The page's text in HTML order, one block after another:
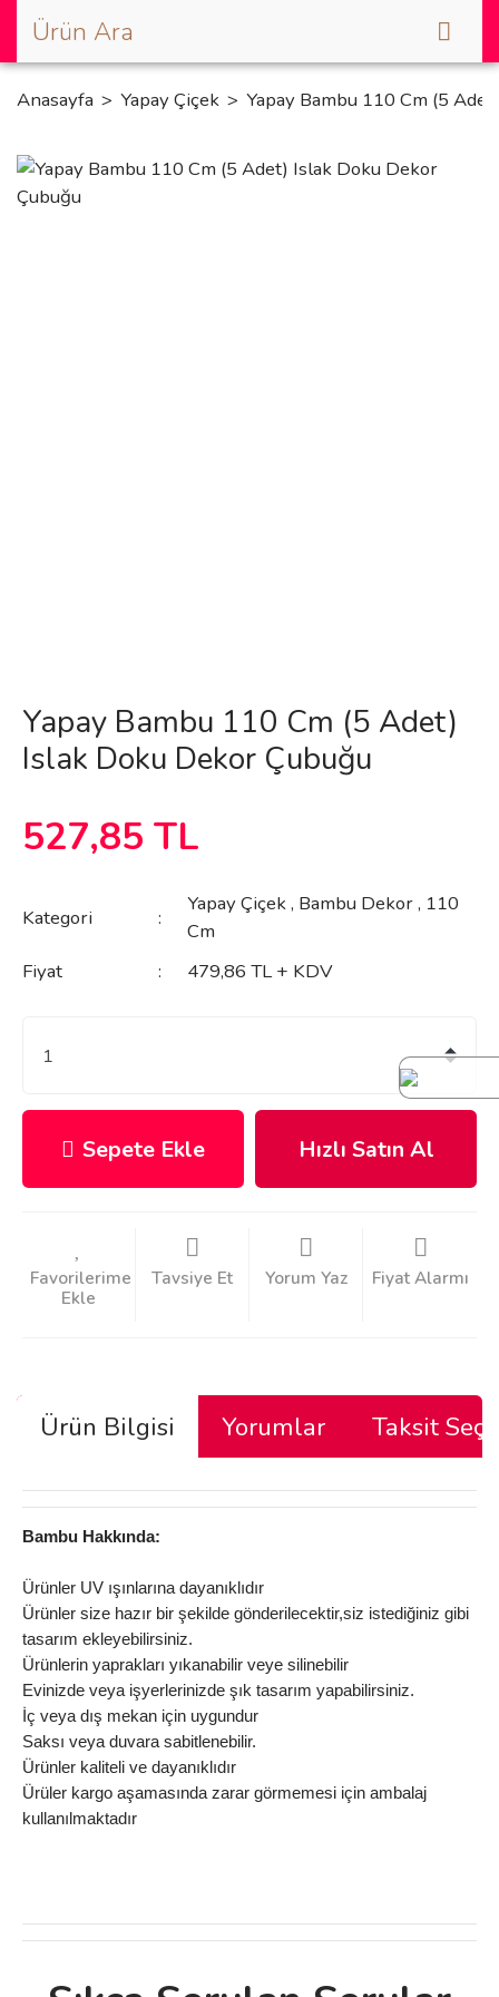
Anasayfa Yapay Çiçek Yapay Bambu 110 Cm (5
Yapay Bambu 110 Cm (5 Adet)
Islak Doku Dekor Çubuğu
527,85 TL
Kategori
Yapay Çiçek, Bambu Dekor, 110
Cm
Fiyat
479,86 TL + KDV
Sepete Ekle Hızlı Satın Al
Tavsiye Et Yorum Yaz Fiyat Alarmı
Ürün Bilgisi Yorumlar Taksit
Bambu Hakkında:
Ürünler UV ışınlarına dayanıklıdır
Ürünler size hazır bir şekilde gönderilecektir,siz istediğiniz gibi
tasarım ekleyebilirsiniz.
Ürünlerin yaprakları yıkanabilir veye silinebilir
Evinizde veya işyerlerinizde şık tasarım yapabilirsiniz.
İç veya dış mekan için uygundur
Saksı veya duvara sabitlenebilir.
Ürünler kaliteli ve dayanıklıdır
Ürüler kargo aşamasında zarar görmemesi için ambalaj
kullanılmaktadır